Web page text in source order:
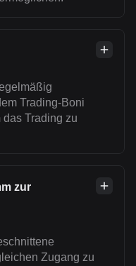
Trading-Boni
Trading zu
zur
Zugang zu